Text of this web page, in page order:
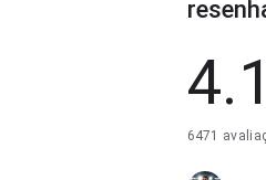
4.1
6471